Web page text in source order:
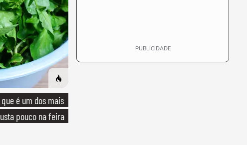
é um dos mais
pouco na feira
PUBLICIDADE